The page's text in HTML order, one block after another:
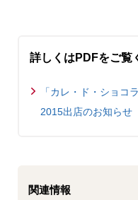
詳しくはPDFをご覧
「カレ・ド・ショ
2015出店のお知ら
関連情報